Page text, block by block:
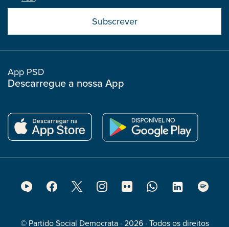
boostrap
col
App PSD
Descarregue a nossa App
© Partido Social Democrata · 2026 · Todos os direitos
Footer
Media